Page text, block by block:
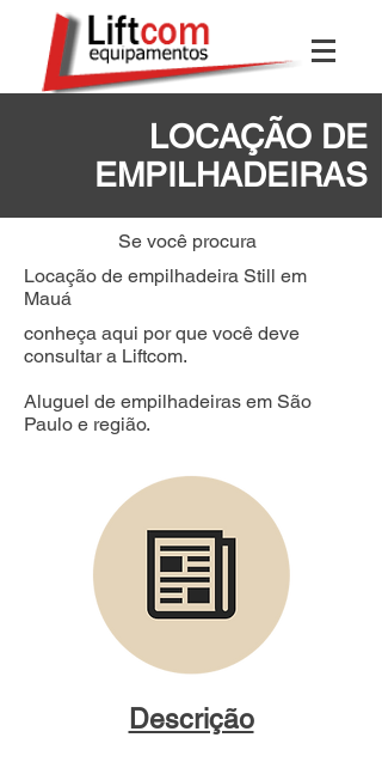
LOCAÇÃO DE
EMPILHADEIRAS
Se você procura
Locação de empilhadeira Still em
Mauá
conheça aqui por que você deve
consultar a Liftcom.
Aluguel de empilhadeiras em São
Paulo e região.
Descrição